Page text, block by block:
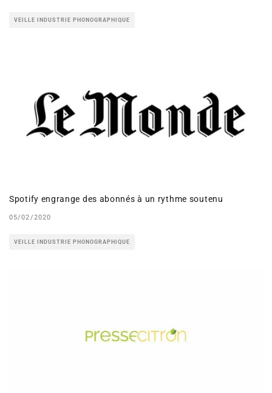
VEILLE INDUSTRIE PHONOGRAPHIQUE
Spotify engrange des abonnés à un rythme soutenu
05/02/2020
VEILLE INDUSTRIE PHONOGRAPHIQUE